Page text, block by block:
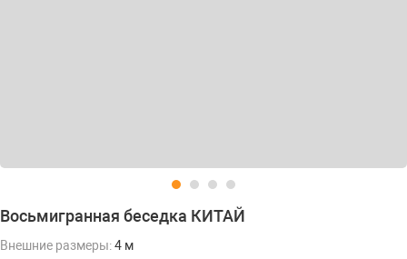
Восьмигранная беседка КИТАЙ
Внешние размеры:4 м